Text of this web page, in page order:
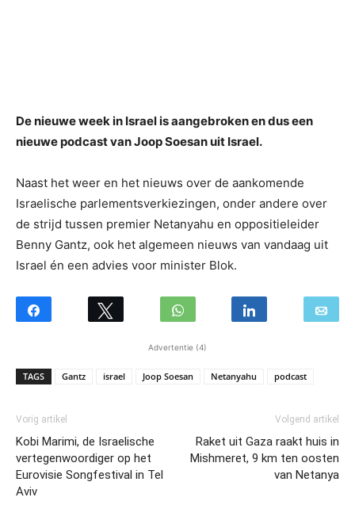
De nieuwe week in Israel is aangebroken en dus een
nieuwe podcast van Joop Soesan uit Israel.
Naast het weer en het nieuws over de aankomende
Israelische parlementsverkiezingen, onder andere over
de strijd tussen premier Netanyahu en oppositieleider
Benny Gantz, ook het algemeen nieuws van vandaag uit
Israel én een advies voor minister Blok.
Advertentie (4)
TAGS Gantz israel Joop Soesan Netanyahu podcast
Vorig artikel
Kobi Marimi, de Israelische
vertegenwoordiger op het
Eurovisie Songfestival in Tel
Aviv
Volgend artikel
Raket uit Gaza raakt huis in
Mishmeret, 9 km ten oosten
van Netanya